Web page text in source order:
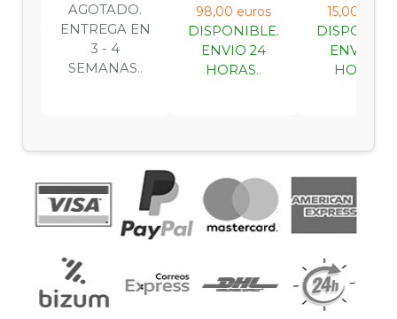
AGOTADO.
ENTREGA EN
3 - 4
SEMANAS..
98,00 euros
DISPONIBLE.
ENVIO 24
HORAS..
15,00 euros
ENVIO 24
HORAS.